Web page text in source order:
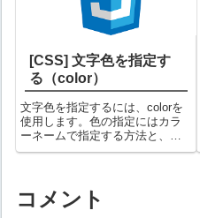
[CSS] 文字色を指定す
る（color）
文字色を指定するには、colorを
使用します。色の指定にはカラ
ーネームで指定する方法と、カ
ラーコードで指定する方法の２
いるカラーネームで色を指定す
る方法です。例）文字色を赤に
コメント